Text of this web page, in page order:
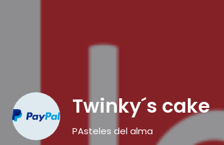
Twinky´s cake
PAsteles del alma